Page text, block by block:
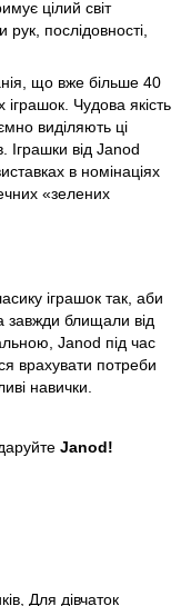
цілий світ
послідовності,
що вже більше 40
Чудова якість
виділяють ці
Іграшки від Janod
в номінаціях
«зелених
іграшок так, аби
завжди блищали від
Janod під час
врахувати потреби
навички.
Janod!
Для дівчаток